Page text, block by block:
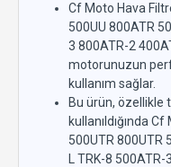
Cf Moto Hava
500UU 800ATR
3 800ATR-2
motorunuzun
kullanım sağlar.
Bu ürün, özellikle
kullanıldığında
500UTR 800UTR
L TRK-8